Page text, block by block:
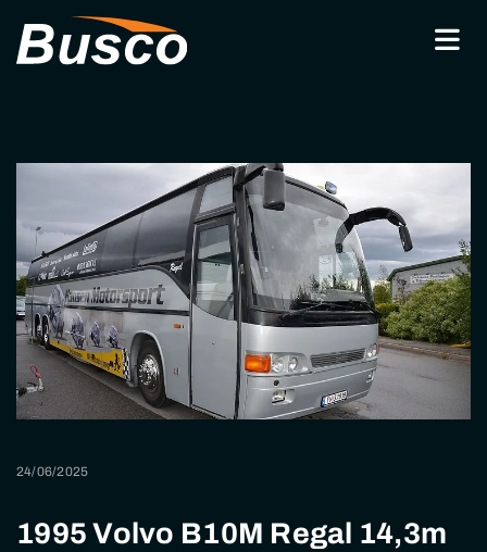
24/06/2025
1995 Volvo B10M Regal 14,3m